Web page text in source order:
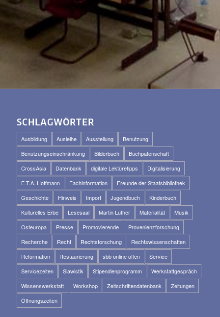
SCHLAGWÖRTER
Ausbildung Ausleihe Ausstellung
Benutzung
Benutzungseinschränkung
Bilderbuch
Buchpatenschaft
CrossAsia
Datenbank digitale Lektüretipps
Digitalisierung
E.T.A. Hoffmann
Fachinformation
Freunde der Staatsbibliothek
Geschichte
Hinweis Import Jugendbuch
Kinderbuch
Kulturelles Erbe
Lesesaal Martin Luther Materialität
Musik
Osteuropa
Presse Promovierende
Provenienzforschung
Recherche
Recht Rechtsforschung
Rechtswissenschaften
Reformation
Restaurierung sbb online offen
Service
Servicezeiten
Slawistik Stipendienprogramm
Werkstattgespräch
Wissenswerkstatt
Workshop Zeitschriftendatenbank
Zeitungen
Öffnungszeiten